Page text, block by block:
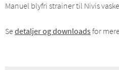
Manuel blyfri strainer til Nivis vaske
Se detaljer og downloads for